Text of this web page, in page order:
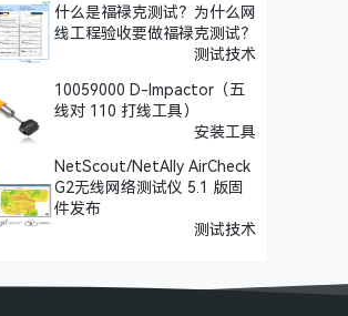
什么是福禄克测试？为什么网
线工程验收要做福禄克测试？
测试技术
10059000 D-Impactor（五
线对 110 打线工具）
安装工具
NetScout/NetAlly AirCheck
G2无线网络测试仪 5.1 版固
件发布
测试技术